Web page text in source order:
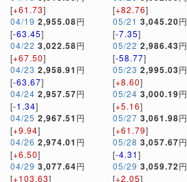
[+61.73]
04/19 2,955.08円
[-63.45]
04/22 3,022.58円
[+67.50]
04/23 2,958.91 円
[-63.67]
04/24 2,957.57円
[-1.34]
04/25 2,967.51 円
[+9.94]
04/26 2,974.01 円
[+6.50]
04/29 3,077.64円
[+103.63]
[+82.76]
05/21 3,045.20円
[-7.35]
05/22 2,986.43円
[-58.77]
05/23 2,995.03円
[+8.60]
05/24 3,000.19円
[+5.16]
05/27 3,061.98円
[+61.79]
05/28 3,057.67円
[-4.31]
05/29 3,059.72円
[+2.05]